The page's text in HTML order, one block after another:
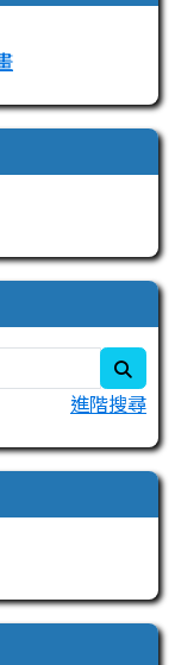
link to http://
進階搜尋